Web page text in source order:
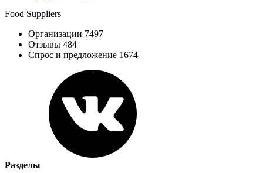
Food Suppliers
Организации 7497
Отзывы 484
Спрос и предложение 1674
Разделы